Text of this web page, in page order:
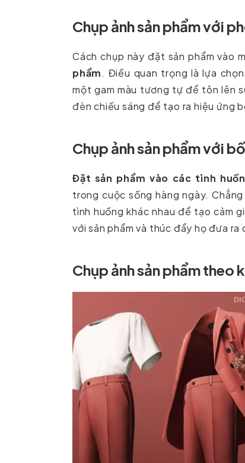
Chụp ảnh sản phẩm với
Cách chụp này đặt sản phẩm vào
phẩm. Điều quan trọng là lựa
một gam màu tương tự để tôn lên
đèn chiếu sáng để tạo ra hiệu ứng
Chụp ảnh sản phẩm với
Đặt sản phẩm vào các tình
trong cuộc sống hàng ngày.
tình huống khác nhau để tạo cảm
với sản phẩm và thúc đẩy họ đưa ra
Chụp ảnh sản phẩm theo